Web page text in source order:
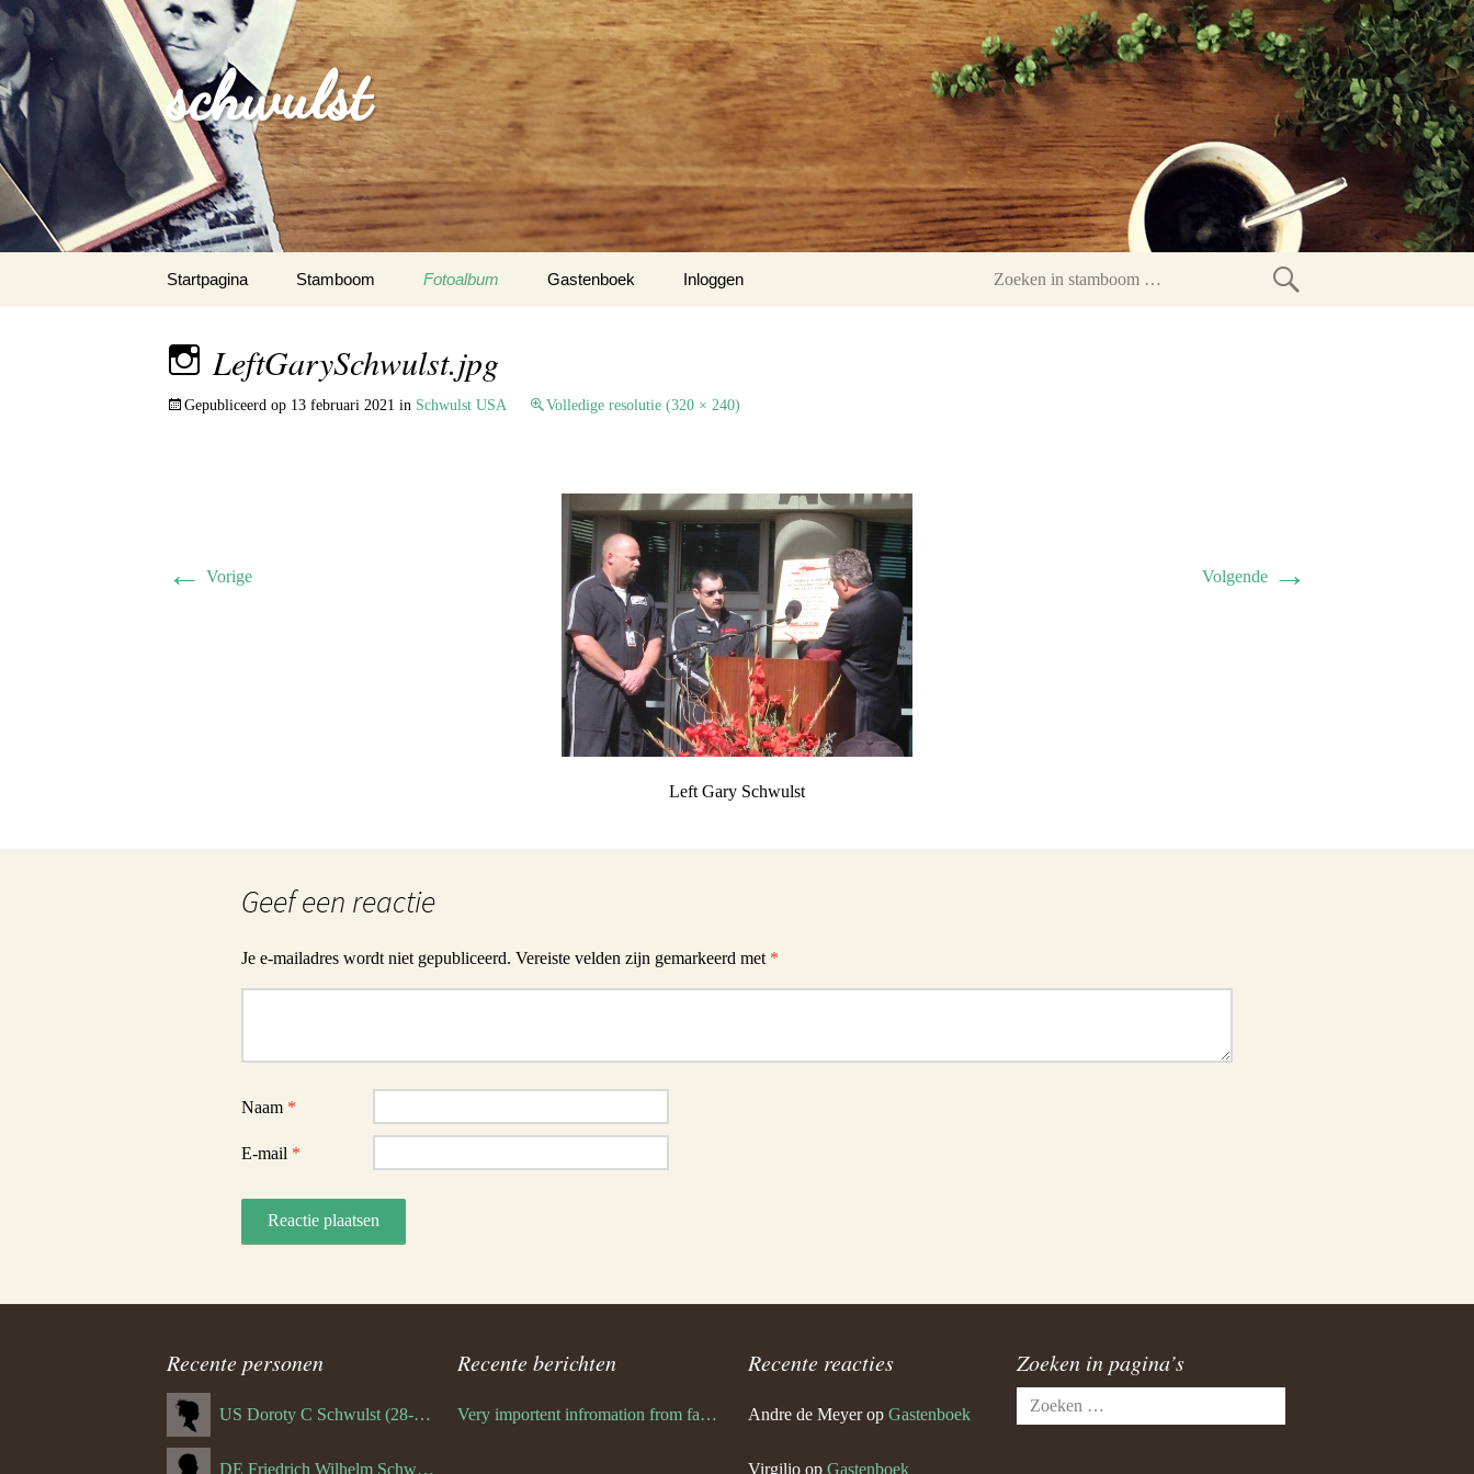
schwulst
naar
Startpagina Stamboom Fotoalbum
Schwulst South Africa
General/Allgemein foto’s
Gastenboek
Inloggen
Zoeken
LeftGarySchwulst.jpg
Gepubliceerd op 13 februari 2021 in Schwulst USA Volledige resolutie (320 × 240)
← Vorige Volgende →
Left Gary Schwulst
Geef een reactie
Je e-mailadres wordt niet gepubliceerd. Vereiste velden zijn gemarkeerd met *
Naam *
E-mail *
Recente personen
US Doroty C Schwulst (28-12-1919)
DE Friedrich Wilhelm Schwulst
Recente berichten
Very importent infromation from family Schwulst
Recente reacties
Andre de Meyerop Gastenboek
Virgilio op Gastenboek
Zoeken in pagina’s
Zoeken
naar: